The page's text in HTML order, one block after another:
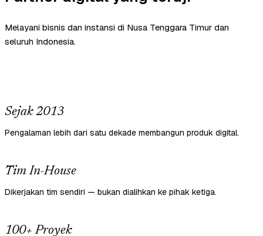
Melayani bisnis dan instansi di Nusa Tenggara Timur dan
seluruh Indonesia.
Sejak 2013
Pengalaman lebih dari satu dekade membangun produk digital.
Tim In-House
Dikerjakan tim sendiri — bukan dialihkan ke pihak ketiga.
100+ Proyek